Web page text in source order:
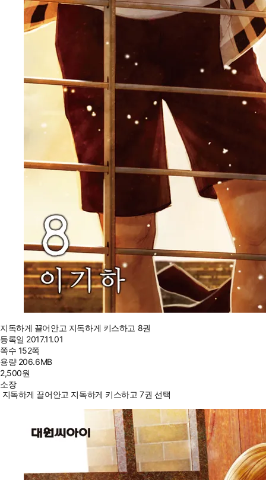
지독하게 끌어안고 지독하게 키스하고 8권
등록일 2017.11.01
쪽수 152쪽
용량 206.6MB
2,500원
소장
지독하게 끌어안고 지독하게 키스하고 7권 선택